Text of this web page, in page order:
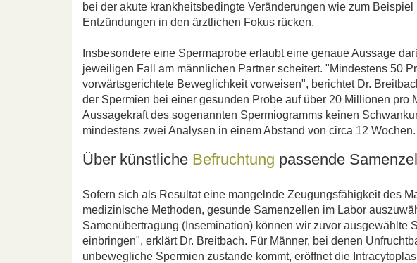
bei der akute krankheitsbedingte Veränderungen wie zum
Entzündungen in den ärztlichen Fokus rücken.
Insbesondere eine Spermaprobe erlaubt eine genaue Aussage
jeweiligen Fall am männlichen Partner scheitert. "Mindestens 50
vorwärtsgerichtete Beweglichkeit vorweisen", berichtet Dr.
der Spermien bei einer gesunden Probe auf über 20 Millionen pro
Aussagekraft des sogenannten Spermiogramms keinen
mindestens zwei Analysen in einem Abstand von circa 12 Wochen.
Über künstliche Befruchtung passende
Sofern sich als Resultat eine mangelnde Zeugungsfähigkeit des
medizinische Methoden, gesunde Samenzellen im Labor
Samenübertragung (Insemination) können wir zuvor ausgewählte
einbringen", erklärt Dr. Breitbach. Für Männer, bei denen
unbewegliche Spermien zustande kommt, eröffnet die